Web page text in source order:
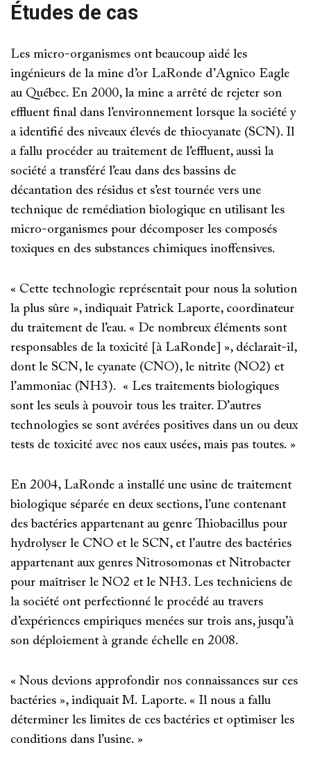
Études de cas
Les micro-organismes ont beaucoup aidé les
ingénieurs de la mine d’or LaRonde d’Agnico Eagle
au Québec. En 2000, la mine a arrêté de rejeter son
effluent final dans l’environnement lorsque la société y
a identifié des niveaux élevés de thiocyanate (SCN). Il
a fallu procéder au traitement de l’effluent, aussi la
société a transféré l’eau dans des bassins de
décantation des résidus et s’est tournée vers une
technique de remédiation biologique en utilisant les
micro-organismes pour décomposer les composés
toxiques en des substances chimiques inoffensives.
« Cette technologie représentait pour nous la solution
la plus sûre », indiquait Patrick Laporte, coordinateur
du traitement de l’eau. « De nombreux éléments sont
responsables de la toxicité [à LaRonde] », déclarait-il,
dont le SCN, le cyanate (CNO), le nitrite (NO2) et
l’ammoniac (NH3). « Les traitements biologiques
sont les seuls à pouvoir tous les traiter. D’autres
technologies se sont avérées positives dans un ou deux
tests de toxicité avec nos eaux usées, mais pas toutes. »
En 2004, LaRonde a installé une usine de traitement
biologique séparée en deux sections, l’une contenant
des bactéries appartenant au genre Thiobacillus pour
hydrolyser le CNO et le SCN, et l’autre des bactéries
appartenant aux genres Nitrosomonas et Nitrobacter
pour maîtriser le NO2 et le NH3. Les techniciens de
la société ont perfectionné le procédé au travers
d’expériences empiriques menées sur trois ans, jusqu’à
son déploiement à grande échelle en 2008.
« Nous devions approfondir nos connaissances sur ces
bactéries », indiquait M. Laporte. « Il nous a fallu
déterminer les limites de ces bactéries et optimiser les
conditions dans l’usine. »